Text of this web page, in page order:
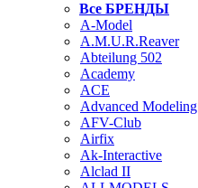
Все БРЕНДЫ
A-Model
A.M.U.R.Reaver
Abteilung 502
Academy
ACE
Advanced Modeling
AFV-Club
Airfix
Ak-Interactive
Alclad II